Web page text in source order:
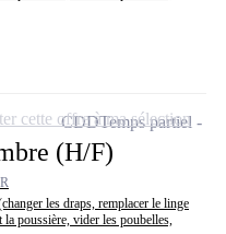
(H/F)
les draps, remplacer le linge
la poussière, vider les poubelles,
CDDTemps partiel
cette offre à ma sélection